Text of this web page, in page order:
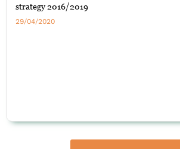
strategy 2016/2019
29/04/2020